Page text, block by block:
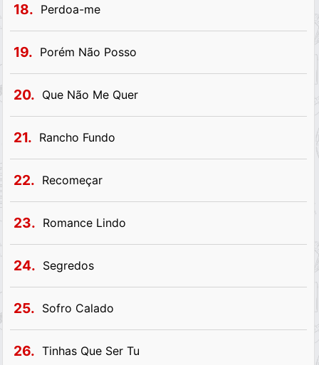
18. Perdoa-me
19. Porém Não Posso
20. Que Não Me Quer
21. Rancho Fundo
22. Recomeçar
23. Romance Lindo
24. Segredos
25. Sofro Calado
26. Tinhas Que Ser Tu